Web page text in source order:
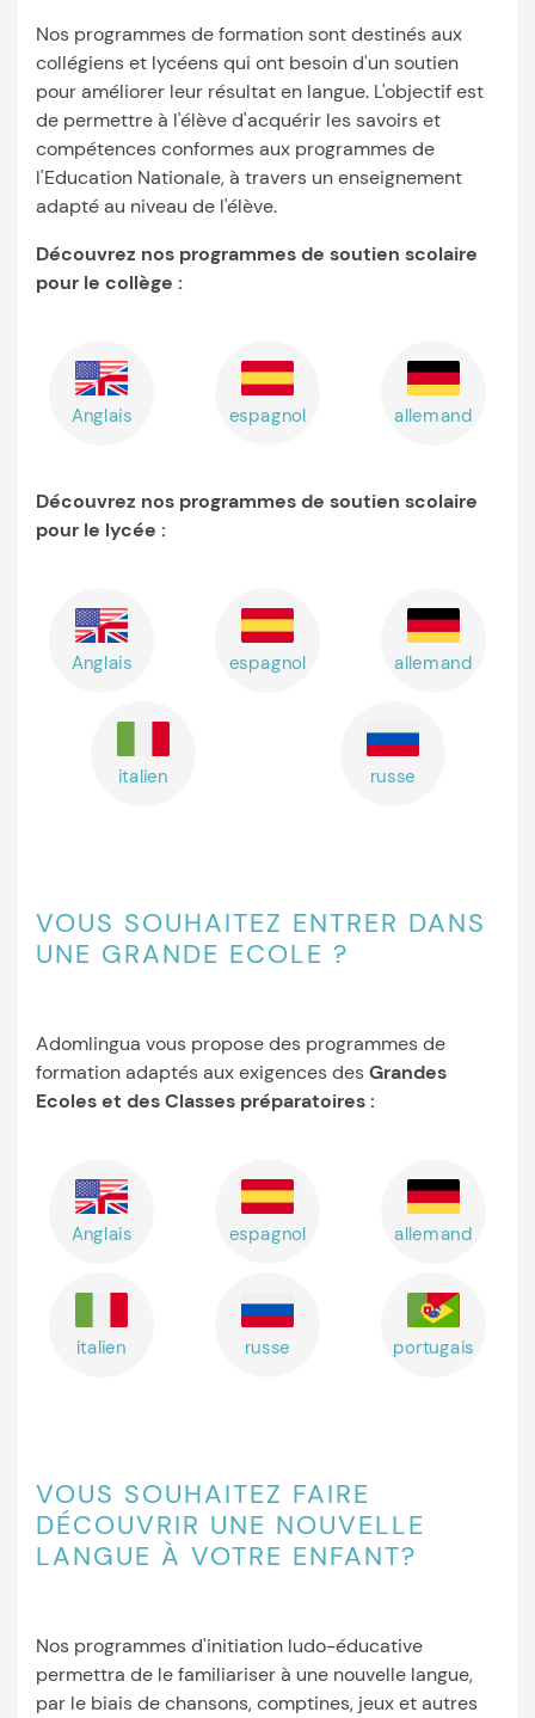
Nos programmes de formation sont destinés aux
collégiens et lycéens qui ont besoin d'un soutien
pour améliorer leur résultat en langue. L'objectif est
de permettre à l'élève d'acquérir les savoirs et
compétences conformes aux programmes de
l'Education Nationale, à travers un enseignement
adapté au niveau de l'élève.
Découvrez nos programmes de soutien scolaire
pour le collège :
Anglais espagnol allemand
Découvrez nos programmes de soutien scolaire
pour le lycée :
Anglais espagnol allemand
italien russe
VOUS SOUHAITEZ ENTRER DANS
UNE GRANDE ECOLE ?
Adomlingua vous propose des programmes de
formation adaptés aux exigences desGrandes
Ecoles et des Classes préparatoires:
Anglais espagnol allemand
italien russe portugais
VOUS SOUHAITEZ FAIRE
DÉCOUVRIR UNE NOUVELLE
LANGUE À VOTRE ENFANT?
Nos programmes d'initiation ludo-éducative
permettra de le familiariser à une nouvelle langue,
par le biais de chansons, comptines, jeux et autres